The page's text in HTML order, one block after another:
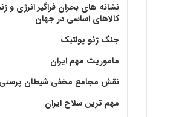
نشانه های بحران فراگیر انرژی و
کالاهای اساسی در جهان
جنگ ژئو پولتیک
ماموریت مهم ایران
نقش مجامع مخفی شیطان پرستی
مهم ترین سلاح ایران